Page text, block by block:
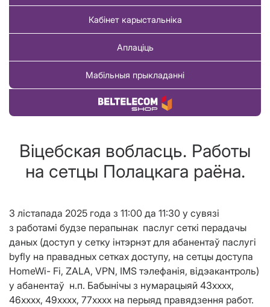
Кабінет карыстальніка
Аплаціць
Мабільныя прыкладанні
Купіць тавар
Віцебская вобласць. Работы
на сетцы Полацкага раёна.
3 лістапада 2025 года з 11:00 да 11:30 у сувязі
з работамі будзе перапынак паслуг сеткі перадачы
даных (доступ у сетку інтэрнэт для абанентаў паслугі
byfly на правадных сетках доступу, на сетцы доступа
HomeWi- Fi, ZALA, VPN, IMS тэлефанiя, відэакантроль)
у абанентаў н.п. Бабынічы з нумарацыяй 43хххх,
46хххх, 49хххх, 77хххх на перыяд правядзення работ.